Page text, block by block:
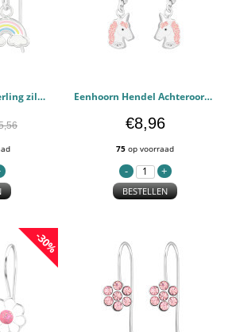
Regenboog - 925 sterling zilver Kinderoorbellen PCJW38632 Eenhoorn Hendel Achteroorbellen - 925 sterling zilver Kinderoorbellen PCJW37592
€8,96
75 op voorraad
BESTELLEN
-30%